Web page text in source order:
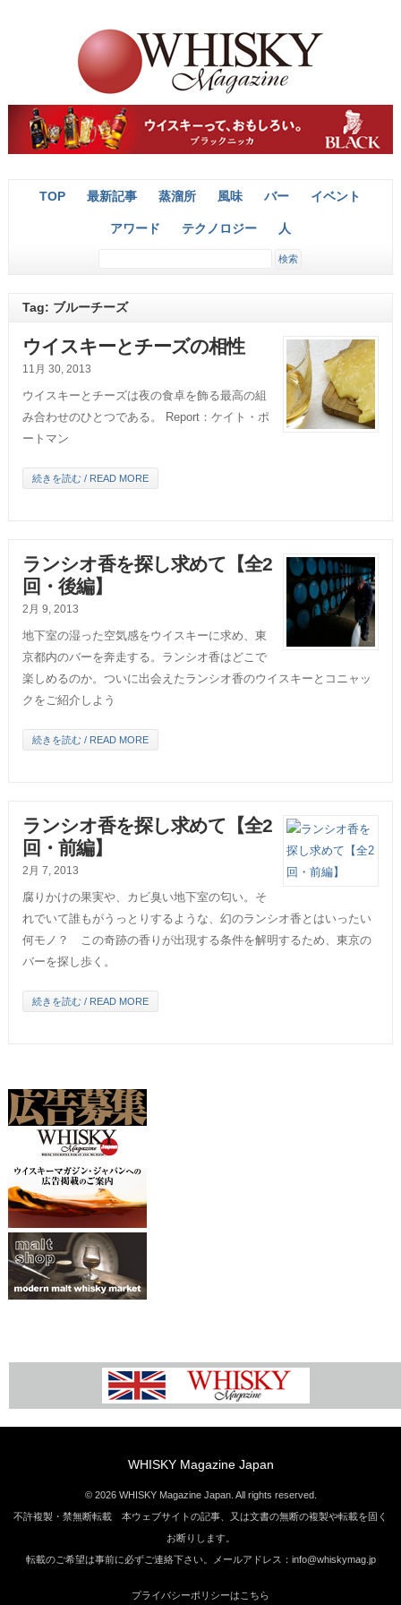
TOP 最新記事 蒸溜所 風味 バー イベント
アワード テクノロジー 人
Tag: ブルーチーズ
ウイスキーとチーズの相性
11月 30, 2013
ウイスキーとチーズは夜の食卓を飾る最高の組
み合わせのひとつである。 Report：ケイト・ポ
ートマン
続きを読む / READ MORE
ランシオ香を探し求めて【全2
回・後編】
2月 9, 2013
地下室の湿った空気感をウイスキーに求め、東
京都内のバーを奔走する。ランシオ香はどこで
楽しめるのか。ついに出会えたランシオ香のウイスキーとコニャッ
クをご紹介しよう
続きを読む / READ MORE
ランシオ香を探し求めて【全2
回・前編】
2月 7, 2013
腐りかけの果実や、カビ臭い地下室の匂い。そ
れでいて誰もがうっとりするような、幻のランシオ香とはいったい
何モノ？ この奇跡の香りが出現する条件を解明するため、東京の
バーを探し歩く。
続きを読む / READ MORE
WHISKY Magazine Japan
© 2026 WHISKY Magazine Japan. All rights reserved.
不許複製・禁無断転載 本ウェブサイトの記事、又は文書の無断の複製や転載を固く
お断りします。
転載のご希望は事前に必ずご連絡下さい。メールアドレス：info@whiskymag.jp
プライバシーポリシーはこちら